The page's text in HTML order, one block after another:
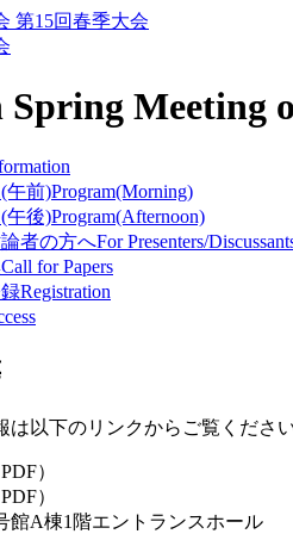
第15回春季大会
Spring Meeting
午前)Program(Morning)
午後)Program(Afternoon)
者の方へFor Presenters/
Call for Papers
Registration
は以下のリンクからご覧ください
PDF）
PDF）
館A棟1階エントランスホール